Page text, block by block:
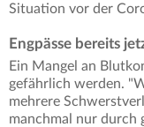
Situation vor der
Engpässe bereits
Ein Mangel an
gefährlich werden.
mehrere
manchmal nur durch